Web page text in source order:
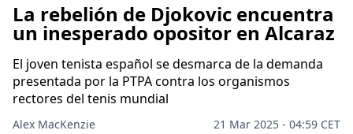
La rebelión de Djokovic encuentra
un inesperado opositor en Alcaraz
El joven tenista español se desmarca de la demanda
presentada por la PTPA contra los organismos
rectores del tenis mundial
Alex MacKenzie
21 Mar 2025 - 04:59 CET